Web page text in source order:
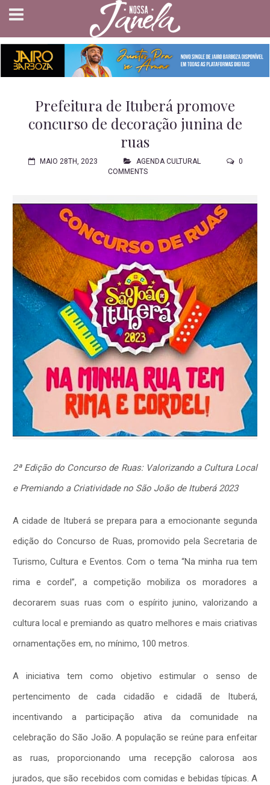
Prefeitura de Ituberá promove
concurso de decoração junina de
ruas
MAIO 28TH, 2023 AGENDA CULTURAL
0
COMMENTS
2ª Edição do Concurso de Ruas: Valorizando a Cultura Local
e Premiando a Criatividade no São João de Ituberá 2023
A cidade de Ituberá se prepara para a emocionante segunda
edição do Concurso de Ruas, promovido pela Secretaria de
Turismo, Cultura e Eventos. Com o tema “Na minha rua tem
rima e cordel”, a competição mobiliza os moradores a
decorarem suas ruas com o espírito junino, valorizando a
cultura local e premiando as quatro melhores e mais criativas
ornamentações em, no mínimo, 100 metros.
A iniciativa tem como objetivo estimular o senso de
pertencimento de cada cidadão e cidadã de Ituberá,
incentivando a participação ativa da comunidade na
celebração do São João. A população se reúne para enfeitar
as ruas, proporcionando uma recepção calorosa aos
jurados, que são recebidos com comidas e bebidas típicas. A